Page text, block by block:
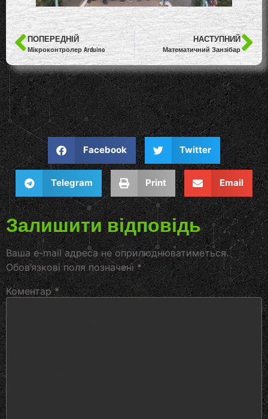
ПОПЕРЕДНІЙ
Мікроконтролер Arduino
НАСТУПНИЙ
Математичний Занзібар
Facebook Twitter
Telegram Print Email
Залишити відповідь
Ваша e-mail адреса не оприлюднюватиметься.
Обов’язкові поля позначені *
Коментар*